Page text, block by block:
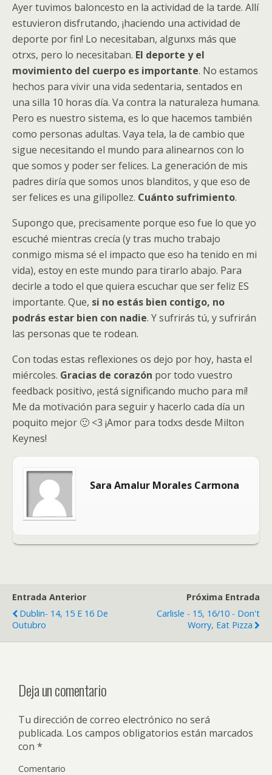
Ayer tuvimos baloncesto en la actividad de la tarde. Allí
estuvieron disfrutando, ¡haciendo una actividad de
deporte por fin! Lo necesitaban, algunxs más que
otrxs, pero lo necesitaban. El deporte y el
movimiento del cuerpo es importante. No estamos
hechos para vivir una vida sedentaria, sentados en
una silla 10 horas día. Va contra la naturaleza humana.
Pero es nuestro sistema, es lo que hacemos también
como personas adultas. Vaya tela, la de cambio que
sigue necesitando el mundo para alinearnos con lo
que somos y poder ser felices. La generación de mis
padres diría que somos unos blanditos, y que eso de
ser felices es una gilipollez. Cuánto sufrimiento.
Supongo que, precisamente porque eso fue lo que yo
escuché mientras crecía (y tras mucho trabajo
conmigo misma sé el impacto que eso ha tenido en mi
vida), estoy en este mundo para tirarlo abajo. Para
decirle a todo el que quiera escuchar que ser feliz ES
importante. Que, si no estás bien contigo, no
podrás estar bien con nadie. Y sufrirás tú, y sufrirán
las personas que te rodean.
Con todas estas reflexiones os dejo por hoy, hasta el
miércoles. Gracias de corazón por todo vuestro
feedback positivo, ¡está significando mucho para mí!
Me da motivación para seguir y hacerlo cada día un
poquito mejor 🙂 <3 ¡Amor para todxs desde Milton
Keynes!
Sara Amalur Morales Carmona
Entrada Anterior
Dublin- 14, 15 E 16 De
Outubro
Próxima Entrada
Carlisle - 15, 16/10 - Don't
Worry, Eat Pizza
Deja un comentario
Tu dirección de correo electrónico no será
publicada. Los campos obligatorios están marcados
con *
Comentario